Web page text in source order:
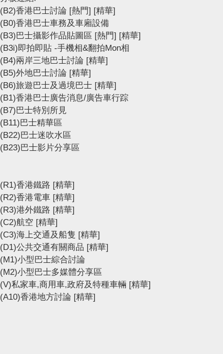
(B2)香港巴士討論 [熱門] [精華]
(B0)香港巴士車務及車廂設備
(B3)巴士攝影作品貼圖區 [熱門] [精華]
(B3i)即拍即貼 -手機相&翻拍Mon相
(B4)兩岸三地巴士討論 [精華]
(B5)外地巴士討論 [精華]
(B6)旅遊巴士及過境巴士 [精華]
(B1)香港巴士廣告消息/廣告車行踪
(B7)巴士特別所見
(B11)巴士精華區
(B22)巴士迷吹水區
(B23)巴士影片分享區
(R1)香港鐵路 [精華]
(R2)香港電車 [精華]
(R3)港外鐵路 [精華]
(C2)航空 [精華]
(C3)海上交通及船隻 [精華]
(D1)公共交通有關商品 [精華]
(M1)小型巴士綜合討論
(M2)小型巴士多媒體分享區
(V)私家車,商用車,政府及特種車輛 [精華]
(A10)香港地方討論 [精華]